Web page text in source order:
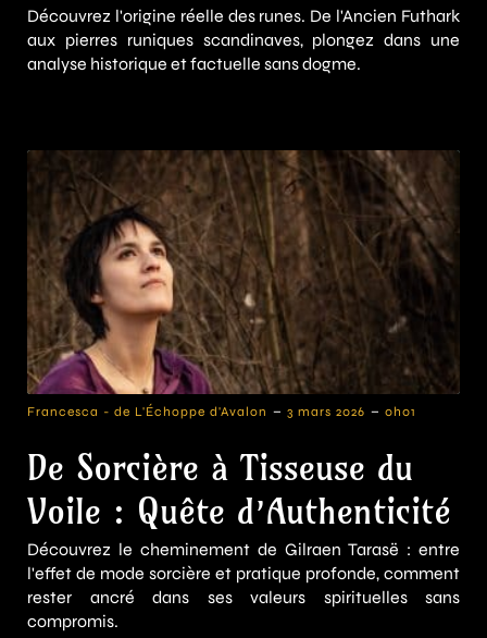
Découvrez l'origine réelle des runes. De l'Ancien Futhark
aux pierres runiques scandinaves, plongez dans une
analyse historique et factuelle sans dogme.
Francesca - de L'Échoppe d'Avalon - 3 mars 2026 - 0h01
De Sorcière à Tisseuse du
Voile : Quête d’Authenticité
Découvrez le cheminement de Gilraen Tarasë : entre
l'effet de mode sorcière et pratique profonde, comment
rester ancré dans ses valeurs spirituelles sans
compromis.